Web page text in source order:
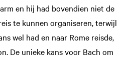
en hij had bovendien niet de
te kunnen organiseren, terwijl
wel had en naar Rome reisde,
De unieke kans voor Bach om